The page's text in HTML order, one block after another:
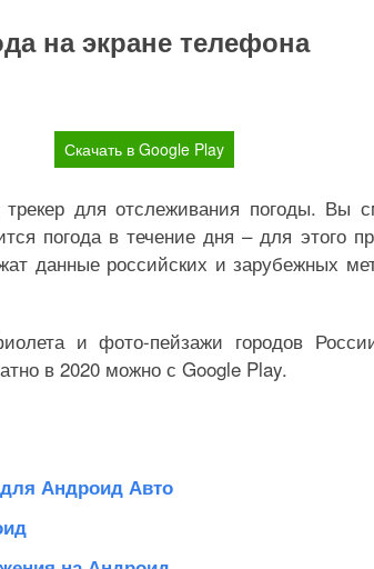
на экране телефона
Скачать в Google Play
для отслеживания погоды. Вы
погода в течение дня – для этого
данные российских и зарубежных
и фото-пейзажи городов
в 2020 можно с Google Play.
Андроид Авто